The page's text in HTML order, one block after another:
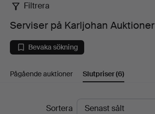
Serviser
på
Karljohan
Auktioner
Filtrera
Serviser på Karljohan Auktioner
Bevaka sökning
Pågående auktioner Slutpriser(6)
SlutpriserSortera